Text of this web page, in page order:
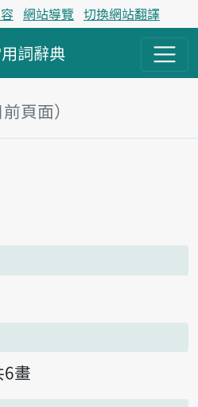
網站導覽 切換網站翻譯
詞辭典
頁面）
6畫